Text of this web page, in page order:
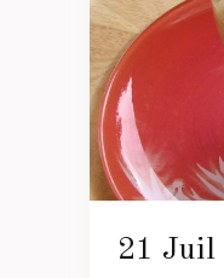
21 Juil